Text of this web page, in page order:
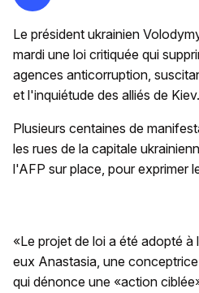
Le président ukrainien
mardi une loi critiquée qui
agences anticorruption,
et l'inquiétude des alliés de Kiev.
Plusieurs centaines de
les rues de la capitale
l'AFP sur place, pour exprimer
«Le projet de loi a été adopté à
eux Anastasia, une
qui dénonce une «action